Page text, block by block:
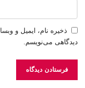
ذخیره نام، ایمیل و
دیدگاهی می‌نویسم.